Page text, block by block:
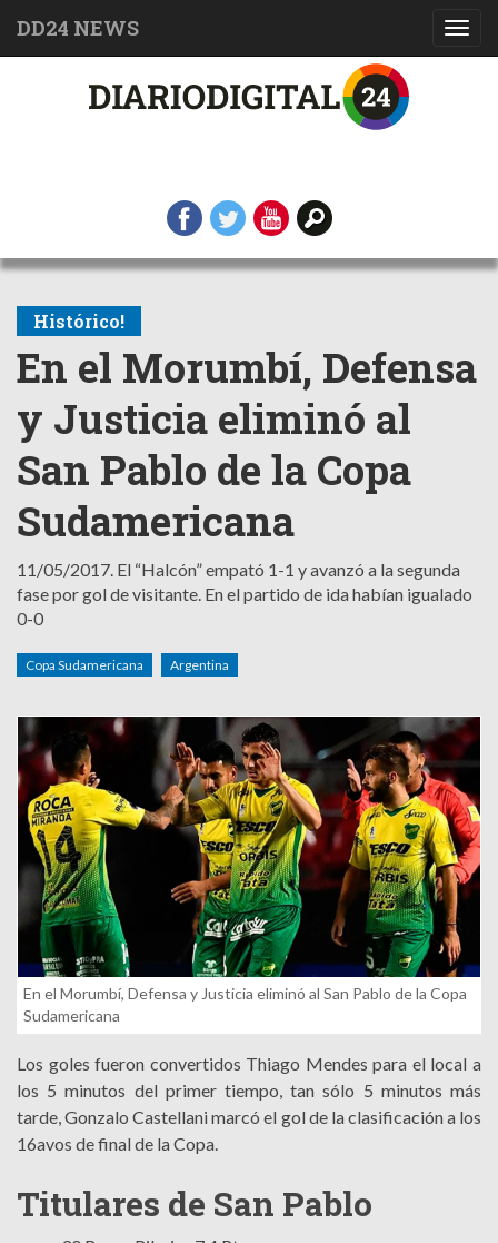
DD24 NEWS
Histórico!
En el Morumbí, Defensa
y Justicia eliminó al
San Pablo de la Copa
Sudamericana
11/05/2017. El “Halcón” empató 1-1 y avanzó a la segunda
fase por gol de visitante. En el partido de ida habían igualado
0-0
Copa Sudamericana Argentina
En el Morumbí, Defensa y Justicia eliminó al San Pablo de la Copa
Sudamericana
Los goles fueron convertidos Thiago Mendes para el local a
los 5 minutos del primer tiempo, tan sólo 5 minutos más
tarde, Gonzalo Castellani marcó el gol de la clasificación a los
16avos de final de la Copa.
Titulares de San Pablo